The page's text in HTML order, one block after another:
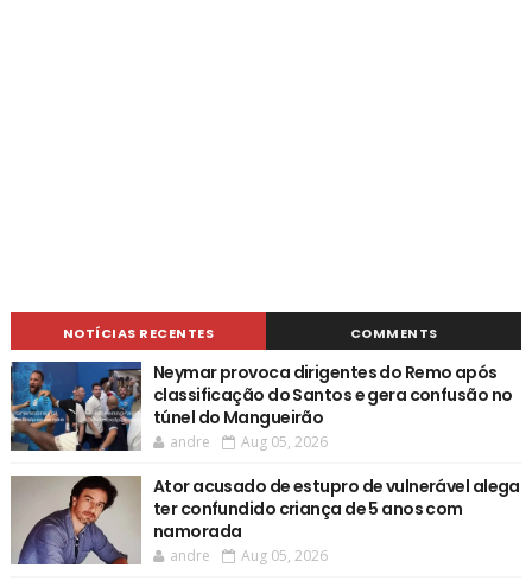
NOTÍCIAS RECENTES COMMENTS
Neymar provoca dirigentes do Remo após
classificação do Santos e gera confusão no
túnel do Mangueirão
andre Aug 05, 2026
Ator acusado de estupro de vulnerável alega
ter confundido criança de 5 anos com
namorada
andre Aug 05, 2026